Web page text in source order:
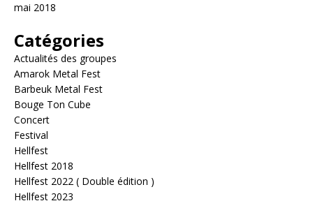
mai 2018
Catégories
Actualités des groupes
Amarok Metal Fest
Barbeuk Metal Fest
Bouge Ton Cube
Concert
Festival
Hellfest
Hellfest 2018
Hellfest 2022 ( Double édition )
Hellfest 2023